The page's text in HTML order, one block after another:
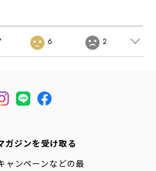
6 2
ガジンを受け取る
ャンペーンなどの最